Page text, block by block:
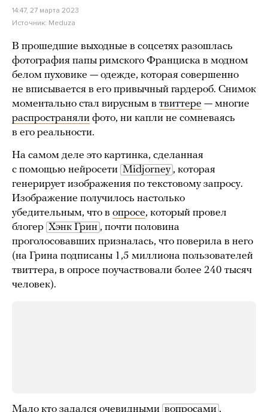
14:47, 27 марта 2023
Источник: Meduza
В прошедшие выходные в соцсетях разошлась
фотография папы римского Франциска в модном
белом пуховике — одежде, которая совершенно
не вписывается в его привычный гардероб. Снимок
моментально стал вирусным в твиттере — многие
распространяли фото, ни капли не сомневаясь
в его реальности.
На самом деле это картинка, сделанная
с помощью нейросети Midjorney , которая
генерирует изображения по текстовому запросу.
Изображение получилось настолько
убедительным, что в опросе, который провел
блогер Хэнк Грин , почти половина
проголосовавших призналась, что поверила в него
(на Грина подписаны 1,5 миллиона пользователей
твиттера, в опросе поучаствовали более 240 тысяч
человек).
Мало кто задался очевидными вопросами ,